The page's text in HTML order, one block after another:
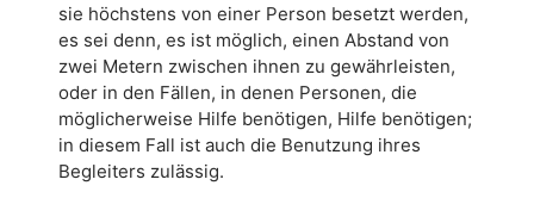
sie höchstens von einer Person besetzt werden,
es sei denn, es ist möglich, einen Abstand von
zwei Metern zwischen ihnen zu gewährleisten,
oder in den Fällen, in denen Personen, die
möglicherweise Hilfe benötigen, Hilfe benötigen;
in diesem Fall ist auch die Benutzung ihres
Begleiters zulässig.